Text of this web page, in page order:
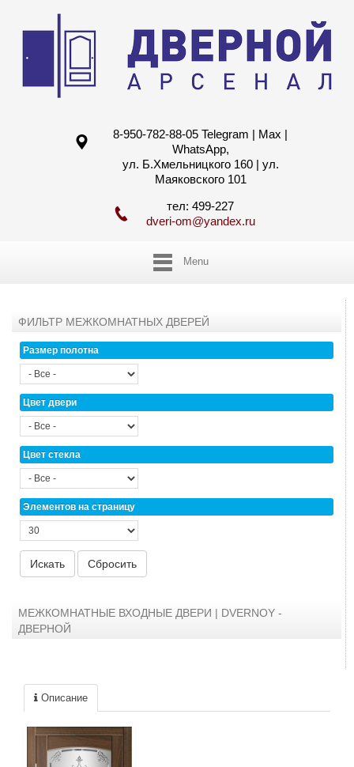
8-950-782-88-05 Telegram | Max |
WhatsApp,
ул. Б.Хмельницкого 160 | ул.
Маяковского 101
тел: 499-227
dveri-om@yandex.ru
Menu
ФИЛЬТР МЕЖКОМНАТНЫХ ДВЕРЕЙ
Размер полотна
Цвет двери
Цвет стекла
Элементов на страницу
МЕЖКОМНАТНЫЕ ВХОДНЫЕ ДВЕРИ | DVERNOY -
ДВЕРНОЙ
Описание